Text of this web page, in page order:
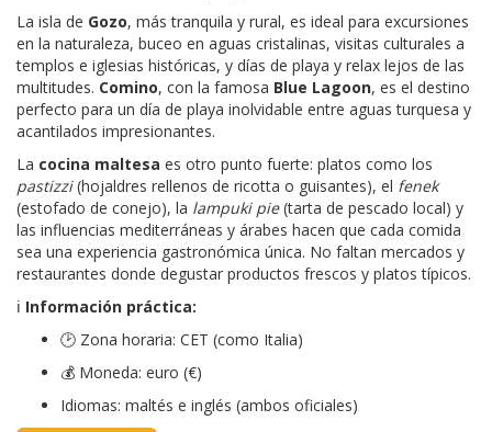
La isla de Gozo, más tranquila y rural, es ideal para excursiones
en la naturaleza, buceo en aguas cristalinas, visitas culturales a
templos e iglesias históricas, y días de playa y relax lejos de las
multitudes. Comino, con la famosa Blue Lagoon, es el destino
perfecto para un día de playa inolvidable entre aguas turquesa y
acantilados impresionantes.
La cocina maltesa es otro punto fuerte: platos como los
pastizzi(hojaldres rellenos de ricotta o guisantes), el fenek
(estofado de conejo), la lampuki pie(tarta de pescado local) y
las influencias mediterráneas y árabes hacen que cada comida
sea una experiencia gastronómica única. No faltan mercados y
restaurantes donde degustar productos frescos y platos típicos.
ℹ Información práctica:
🕑 Zona horaria: CET (como Italia)
💰 Moneda: euro (€)
Idiomas: maltés e inglés (ambos oficiales)